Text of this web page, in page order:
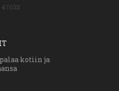
47023
kotiin ja